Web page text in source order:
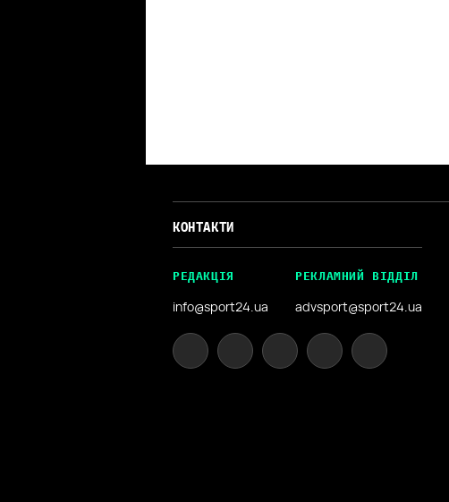
КОНТАКТИ
РЕДАКЦІЯ
info@sport24.ua
РЕКЛАМНИЙ ВІДДІЛ
advsport@sport24.ua